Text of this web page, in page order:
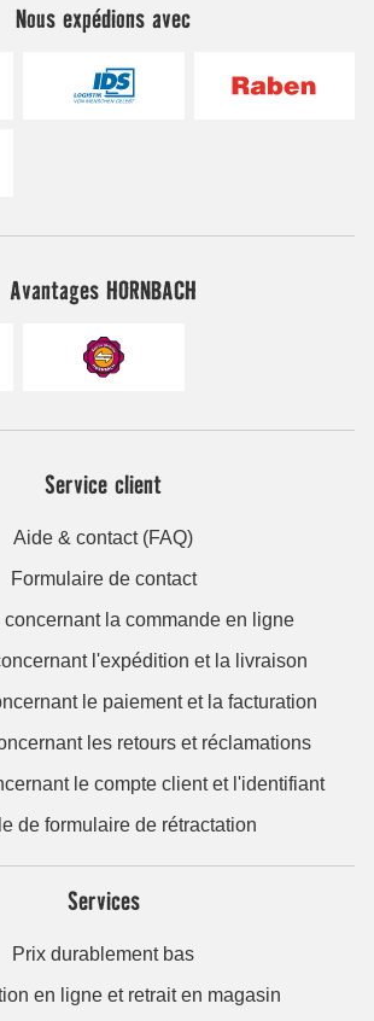
Nous expédions avec
Avantages HORNBACH
Service client
Aide & contact (FAQ)
Formulaire de contact
concernant la commande en ligne
l'expédition et la livraison
le paiement et la facturation
les retours et réclamations
le compte client et l'identifiant
de formulaire de rétractation
Services
Prix durablement bas
en ligne et retrait en magasin